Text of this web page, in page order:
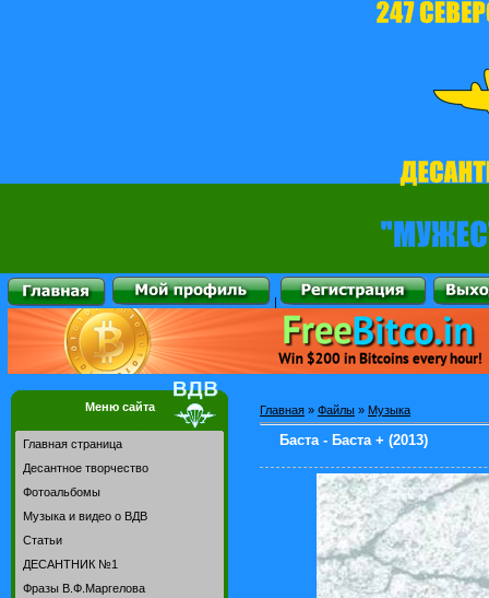
|
Меню сайта
Главная страница
Десантное творчество
Фотоальбомы
Музыка и видео о ВДВ
Статьи
ДЕСАНТНИК №1
Фразы В.Ф.Маргелова
Главная » Файлы » Музыка
Баста - Баста + (2013)